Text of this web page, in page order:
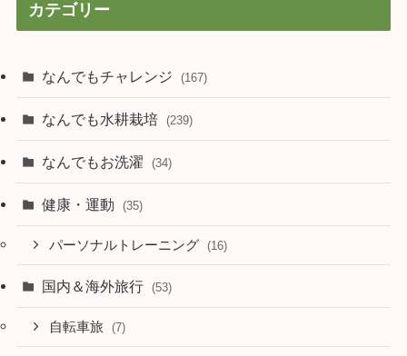
カテゴリー
なんでもチャレンジ (167)
なんでも水耕栽培 (239)
なんでもお洗濯 (34)
健康・運動 (35)
パーソナルトレーニング (16)
国内＆海外旅行 (53)
自転車旅 (7)